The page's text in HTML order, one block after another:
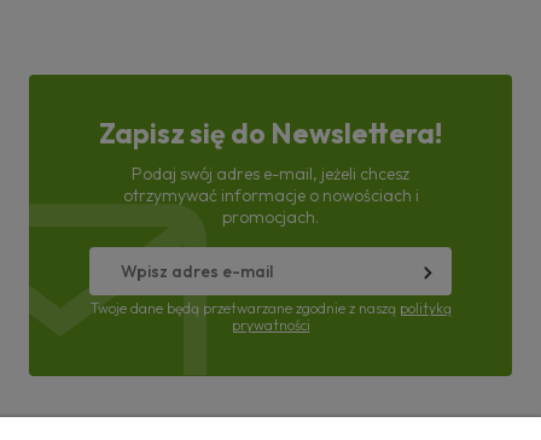
Zapisz się do Newslettera!
Podaj swój adres e-mail, jeżeli chcesz
otrzymywać informacje o nowościach i
promocjach.
Twoje dane będą przetwarzane zgodnie z naszą polityką
prywatności